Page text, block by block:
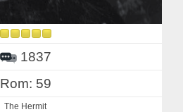
1837
Rom: 59
The Hermit